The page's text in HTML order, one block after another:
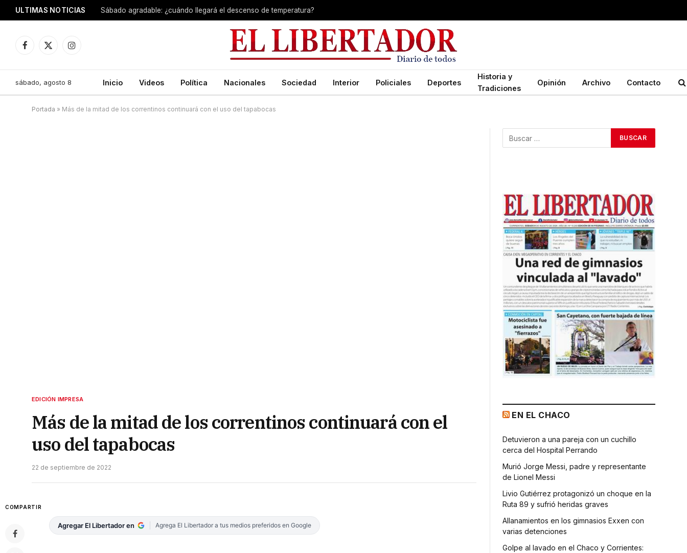
ULTIMAS NOTICIAS Sábado agradable: ¿cuándo llegará el descenso de temperatura?
Facebook
X
Instagram
sábado, agosto 8 Inicio Videos Política Nacionales Sociedad Interior Policiales Deportes
Historia y
Tradiciones
Opinión Archivo Contacto
Portada » Más de la mitad de los correntinos continuará con el uso del tapabocas
EDICIÓN IMPRESA
Más de la mitad de los correntinos continuará con el
uso del tapabocas
22 de septiembre de 2022
COMPARTIR
Agregar El Libertador en Agrega El Libertador a tus medios preferidos en Google
EN EL CHACO
Detuvieron a una pareja con un cuchillo
cerca del Hospital Perrando
Murió Jorge Messi, padre y representante
de Lionel Messi
Livio Gutiérrez protagonizó un choque en la
Ruta 89 y sufrió heridas graves
Allanamientos en los gimnasios Exxen con
varias detenciones
Golpe al lavado en el Chaco y Corrientes: